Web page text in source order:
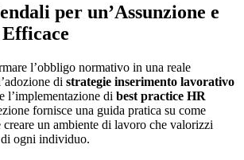
per un’Assunzione e
l’obbligo normativo in una reale
di strategie inserimento lavorativo
l’implementazione di best practice HR
fornisce una guida pratica su come
creare un ambiente di lavoro che valorizzi
ogni individuo.